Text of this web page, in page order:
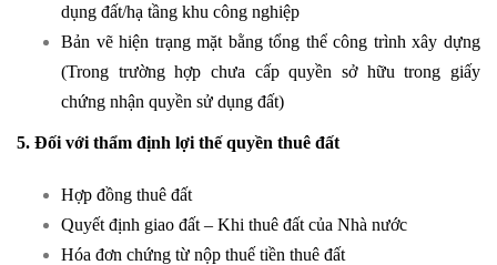
dụng đất/hạ tầng khu công nghiệp
Bản vẽ hiện trạng mặt bằng tổng thể công trình xây dựng
(Trong trường hợp chưa cấp quyền sở hữu trong giấy
chứng nhận quyền sử dụng đất)
5. Đối với thẩm định lợi thế quyền thuê đất
Hợp đồng thuê đất
Quyết định giao đất – Khi thuê đất của Nhà nước
Hóa đơn chứng từ nộp thuế tiền thuê đất